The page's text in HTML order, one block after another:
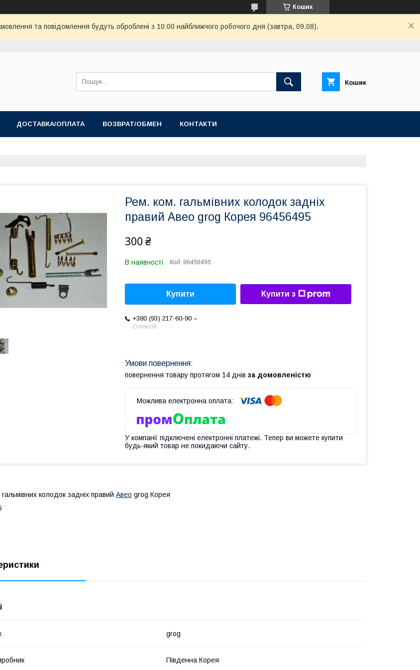
Кошик
та повідомлення будуть оброблені з 10:00 найближчого робочого дня (завтра, 09.08).
Кошик
ДОСТАВКА/ОПЛАТА ВОЗВРАТ/ОБМЕН КОНТАКТИ
Рем. ком. гальмівних колодок задніх
правий Авео grog Корея 96456495
300 ₴
В наявності Код: 96456495
Купити Купити з
+380 (93) 217-60-90
Олексій
повернення товару протягом 14 днів за домовленістю
У компанії підключені електронні платежі. Тепер ви можете купити
будь-який товар не покидаючи сайту.
колодок задніх правий Авео grog Корея
grog
Південна Корея